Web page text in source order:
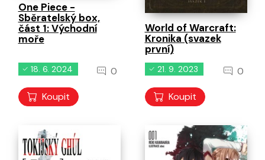
One Piece -
Sběratelský box,
část 1: Východní
moře
18. 6. 2024 0
Koupit
World of Warcraft:
Kronika (svazek
první)
21. 9. 2023 0
Koupit